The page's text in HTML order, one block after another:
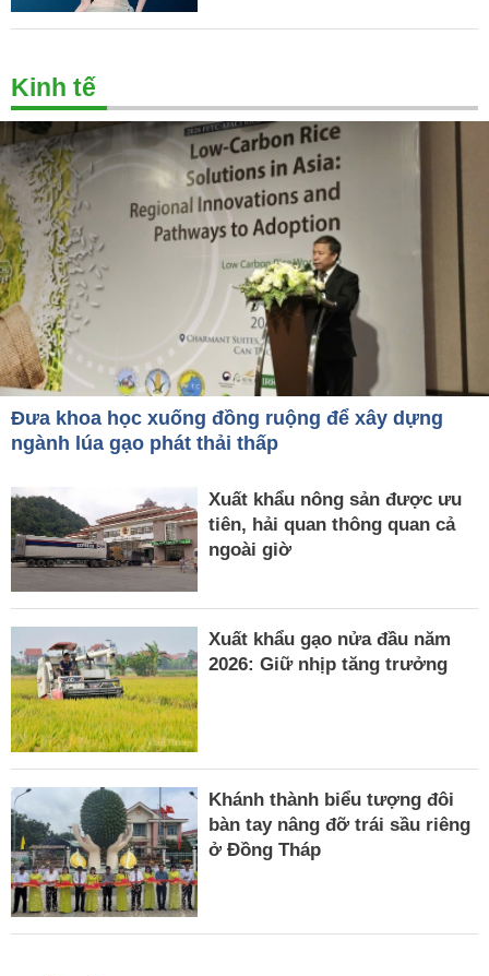
Kinh tế
Đưa khoa học xuống đồng ruộng để xây dựng
ngành lúa gạo phát thải thấp
Xuất khẩu nông sản được ưu
tiên, hải quan thông quan cả
ngoài giờ
Xuất khẩu gạo nửa đầu năm
2026: Giữ nhịp tăng trưởng
Khánh thành biểu tượng đôi
bàn tay nâng đỡ trái sầu riêng
ở Đồng Tháp